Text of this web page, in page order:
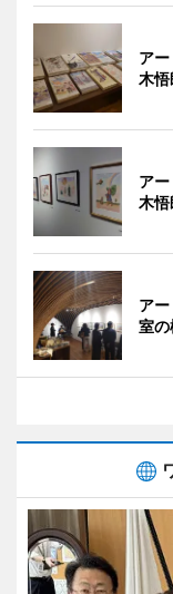
ア
木
ア
木
ア
室